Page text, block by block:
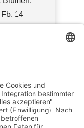
Fb. 14
Fb.4